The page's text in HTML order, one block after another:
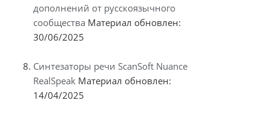
дополнений от русскоязычного
сообщества Материал обновлен:
30/06/2025
Синтезаторы речи ScanSoft Nuance
RealSpeak Материал обновлен:
14/04/2025